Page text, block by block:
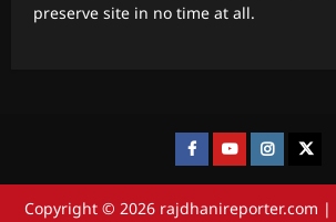
preserve site in no time at all.
FacebookYoutubeInstagram
twitter
Copyright © 2026 rajdhanireporter.com |